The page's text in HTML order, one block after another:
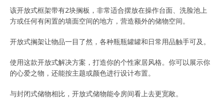
该开放式框架带有2块搁板，非常适合摆放在操作台面、洗脸池上
方或任何有闲置的墙面空间的地方，营造额外的储物空间。
开放式搁架让物品一目了然，各种瓶瓶罐罐和日常用品触手可及。
使用这款开放式解决方案，打造你的个性家居风格。你可以展示你
的心爱之物，还能按主题或颜色进行设计布置。
与封闭式储物相比，开放式储物能令房间看上去更宽敞。